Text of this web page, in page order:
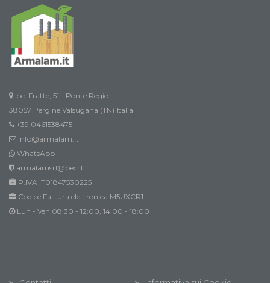
loc. Fratte, 51 - Ponte Regio
38057 Pergine Valsugana (TN) Italia
+39.0461538475
info@armalam.it
WhatsApp
armalamsrl@pec.it
P.IVA IT01847530225
Codice Fattura elettronica M5UXCR1
Lun - Ven 08:30 - 12:00, 14:00 - 18:00